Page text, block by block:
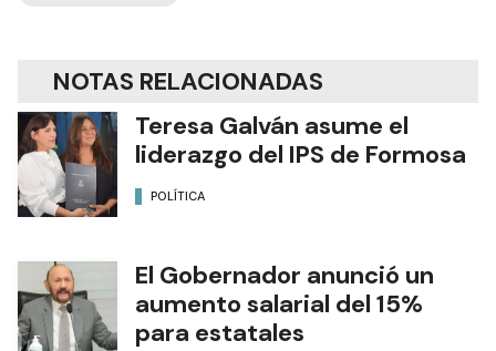
NOTAS RELACIONADAS
Teresa Galván asume el
liderazgo del IPS de Formosa
POLÍTICA
El Gobernador anunció un
aumento salarial del 15%
para estatales